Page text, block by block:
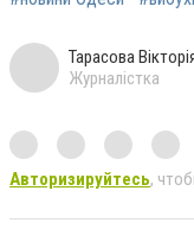
Тарасова
Журналістка
Авторизируйтесь,